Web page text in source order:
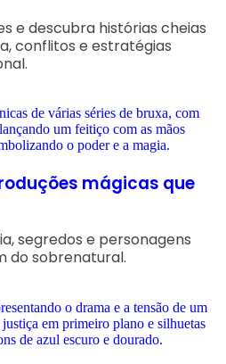
e descubra histórias cheias
conflitos e estratégias
mágicas que
segredos e personagens
do sobrenatural.